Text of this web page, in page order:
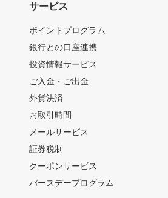
サービス
ポイントプログラム
銀行との口座連携
投資情報サービス
ご入金・ご出金
外貨決済
お取引時間
メールサービス
証券税制
クーポンサービス
バースデープログラム